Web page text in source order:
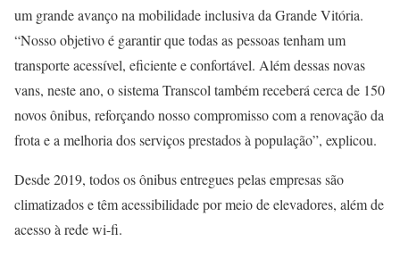
um grande avanço na mobilidade inclusiva da Grande Vitória.
“Nosso objetivo é garantir que todas as pessoas tenham um
transporte acessível, eficiente e confortável. Além dessas novas
vans, neste ano, o sistema Transcol também receberá cerca de 150
novos ônibus, reforçando nosso compromisso com a renovação da
frota e a melhoria dos serviços prestados à população”, explicou.
Desde 2019, todos os ônibus entregues pelas empresas são
climatizados e têm acessibilidade por meio de elevadores, além de
acesso à rede wi-fi.